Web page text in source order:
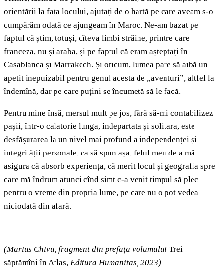
orientării la fața locului, ajutați de o hartă pe care aveam s-o
cumpărăm odată ce ajungeam în Maroc. Ne-am bazat pe
faptul că știm, totuși, cîteva limbi străine, printre care
franceza, nu și araba, și pe faptul că eram așteptați în
Casablanca și Marrakech. Și oricum, lumea pare să aibă un
apetit inepuizabil pentru genul acesta de „aventuri”, altfel la
îndemînă, dar pe care puțini se încumetă să le facă.
Pentru mine însă, mersul mult pe jos, fără să-mi contabilizez
pașii, într-o călătorie lungă, îndepărtată și solitară, este
desfășurarea la un nivel mai profund a independenței și
integrității personale, ca să spun așa, felul meu de a mă
asigura că absorb experiența, că merit locul și geografia spre
care mă îndrum atunci cînd simt c-a venit timpul să plec
pentru o vreme din propria lume, pe care nu o pot vedea
niciodată din afară.
(Marius Chivu, fragment din prefața volumului Trei
săptămîni în Atlas, Editura Humanitas, 2023)